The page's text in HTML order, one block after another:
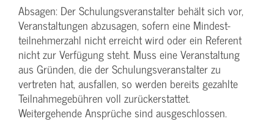
Absagen: Der Schulungs­veranstalter behält sich vor,
Veranstaltungen abzusagen, sofern eine Mindest­
teilnehmerzahl nicht erreicht wird oder ein Referent
nicht zur Verfügung steht. Muss eine Veranstaltung
aus Gründen, die der Schulungs­veranstalter zu
vertreten hat, ausfallen, so werden bereits gezahlte
Teilnahme­gebühren voll zurückerstattet.
Weitergehende Ansprüche sind ausgeschlossen.